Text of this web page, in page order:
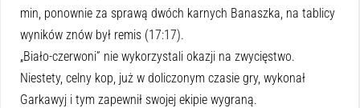
min, ponownie za sprawą dwóch karnych Banaszka, na tablicy
wyników znów był remis (17:17).
„Biało-czerwoni” nie wykorzystali okazji na zwycięstwo.
Niestety, celny kop, już w doliczonym czasie gry, wykonał
Garkawyj i tym zapewnił swojej ekipie wygraną.